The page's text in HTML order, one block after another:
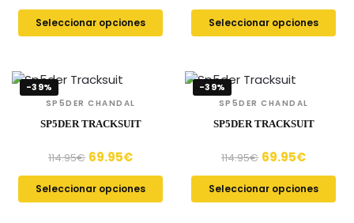
Seleccionar opciones Seleccionar opciones
-39%
SP5DER CHANDAL
SP5DER TRACKSUIT
114.95€ 69.95€
Seleccionar opciones
-39%
SP5DER CHANDAL
SP5DER TRACKSUIT
114.95€ 69.95€
Seleccionar opciones